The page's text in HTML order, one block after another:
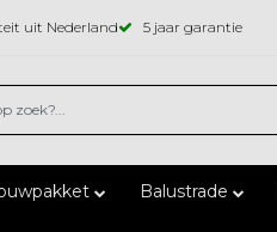
uit Nederland 5 jaar garantie
Balustrade